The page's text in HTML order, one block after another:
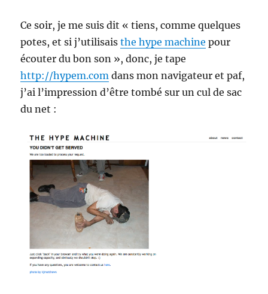
Ce soir, je me suis dit « tiens, comme quelques
potes, et si j’utilisaisthe hype machine pour
écouter du bon son », donc, je tape
http://hypem.com dans mon navigateur et paf,
j’ai l’impression d’être tombé sur un cul de sac
du net :